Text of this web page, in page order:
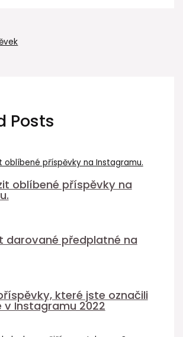
Posts
oblíbené příspěvky na
darované předplatné na
které jste označili
v Instagramu 2022